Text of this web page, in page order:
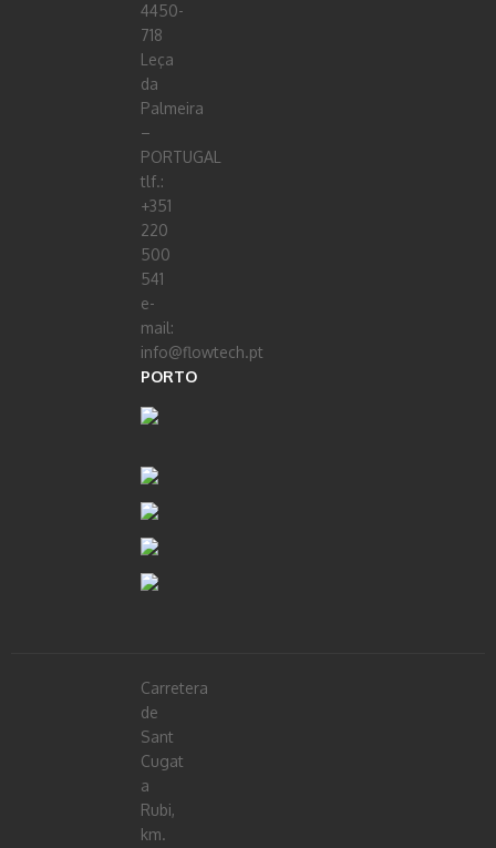
4450-
718
Leça
da
Palmeira
–
PORTUGAL
tlf.:
+351
220
500
541
e-
mail:
info@flowtech.pt
PORTO
Carretera
de
Sant
Cugat
a
Rubi,
km.